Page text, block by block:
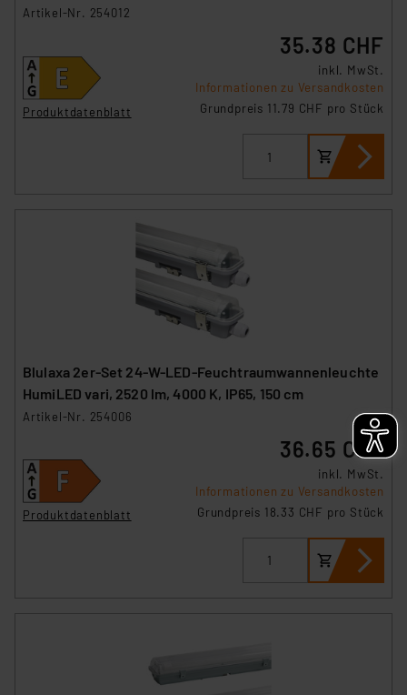
Artikel-Nr. 254012
Produktdatenblatt
35.38 CHF
inkl. MwSt.
Informationen zu Versandkosten
Grundpreis 11.79 CHF pro Stück
Blulaxa 2er-Set 24-W-LED-Feuchtraumwannenleuchte
HumiLED vari, 2520 lm, 4000 K, IP65, 150 cm
Artikel-Nr. 254006
Produktdatenblatt
36.65 CHF
inkl. MwSt.
Informationen zu Versandkosten
Grundpreis 18.33 CHF pro Stück